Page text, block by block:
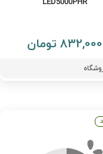
LED5000PHR
832,000 تومان